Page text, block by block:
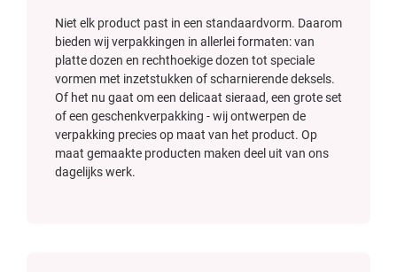
Niet elk product past in een standaardvorm. Daarom
bieden wij verpakkingen in allerlei formaten: van
platte dozen en rechthoekige dozen tot speciale
vormen met inzetstukken of scharnierende deksels.
Of het nu gaat om een delicaat sieraad, een grote set
of een geschenkverpakking - wij ontwerpen de
verpakking precies op maat van het product. Op
maat gemaakte producten maken deel uit van ons
dagelijks werk.